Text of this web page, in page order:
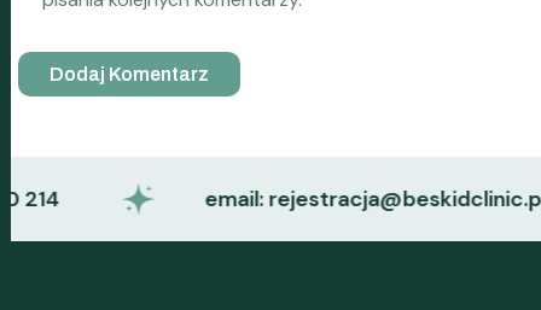
email: rejestracja@beskidclinic.pl